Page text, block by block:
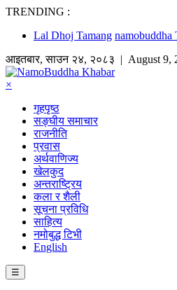
TRENDING :
Lal Dhoj Tamang namobuddha
आइतबार,साउन २४, २०८३ | August 9,
×
गृहपृष्ठ
सङ्घीय समाचार
राजनीति
प्रवास
अर्थवाणिज्य
खेलकुद
अन्तराष्ट्रिय
कला र शैली
सूचना प्रविधि
साहित्य
नमोबुद्ध टिभी
English
☰